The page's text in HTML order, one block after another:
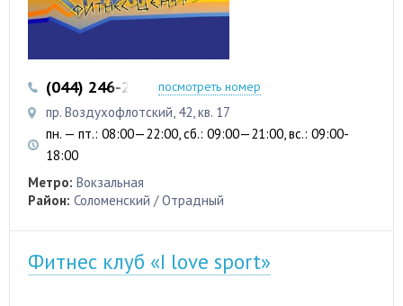
(044) 246-22-97посмотреть номер
пр. Воздухофлотский, 42, кв. 17
пн. — пт.: 08:00—22:00, сб.: 09:00—21:00, вс.: 09:00-
18:00
Метро: Вокзальная
Район: Соломенский / Отрадный
Фитнес клуб «I love sport»